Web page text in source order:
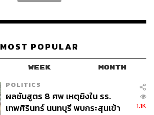
MOST POPULAR
WEEK MONTH
POLITICS
ผลชันสูตร 8 ศพ เหตุยิงใน รร.
เทพศิรินทร์ นนทบุรี พบกระสุนเข้า
1.1K